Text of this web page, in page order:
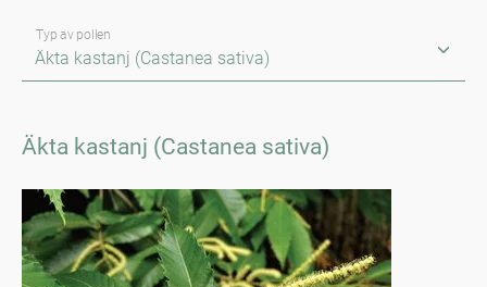
Typ av pollen
Äkta kastanj (Castanea sativa)